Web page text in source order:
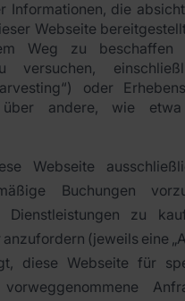
Informationen, die
Webseite
Weg zu beschaffen
versuchen,
oder
über andere, wie
Webseite
Buchungen
Dienstleistungen zu
(jeweils eine
diese Webseite für